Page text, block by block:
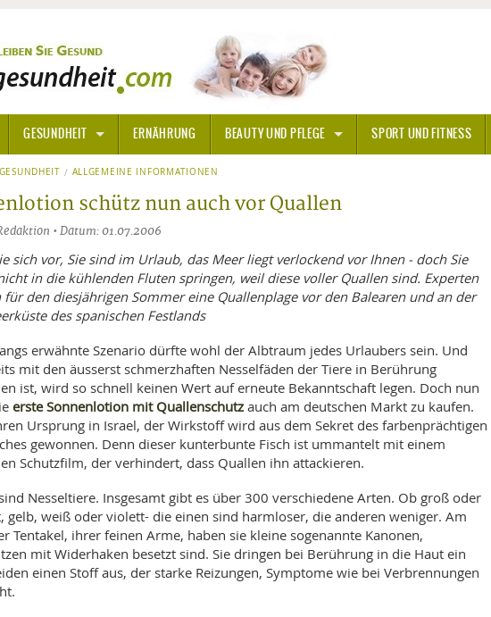
GESUNDHEIT
ALLGEMEINE INFORMATIONEN
ALTERNATIVE HEILWEISENAROMA THERAPIE
BACHBLÜTEN
EDELSTEINE - HEILSTEINE
HOMÖOPATHIE
KALIFORNISCHE BLÜTEN
NATURHEILKUNDE
ALTERNATIVE MEDIZIN
ARZNEI- UND HEILMITTEL
GIFTSTOFFE
KRANKHEITEN VON A-ZANGST
MEDIZINISCHE FACHBEGRIFFE
MUND UND ZÄHNE
PRÄVENTION UND ALTER
SYMPTOME UND DIAGNOSE
ERNÄHRUNG BEAUTY UND PFLEGE SPORT UND FITNESS
GESUNDHEIT ALLGEMEINE INFORMATIONEN
schütz nun auch vor Quallen
• Datum: 01.07.2006
sich vor, Sie sind im Urlaub, das Meer liegt verlockend vor Ihnen - doch Sie
in die kühlenden Fluten springen, weil diese voller Quallen sind. Experten
für den diesjährigen Sommer eine Quallenplage vor den Balearen und an der
des spanischen Festlands
erwähnte Szenario dürfte wohl der Albtraum jedes Urlaubers sein. Und
mit den äusserst schmerzhaften Nesselfäden der Tiere in Berührung
ist, wird so schnell keinen Wert auf erneute Bekanntschaft legen. Doch nun
erste Sonnenlotion mit Quallenschutz auch am deutschen Markt zu kaufen.
Ursprung in Israel, der Wirkstoff wird aus dem Sekret des farbenprächtigen
gewonnen. Denn dieser kunterbunte Fisch ist ummantelt mit einem
Schutzfilm, der verhindert, dass Quallen ihn attackieren.
Nesseltiere. Insgesamt gibt es über 300 verschiedene Arten. Ob groß oder
gelb, weiß oder violett- die einen sind harmloser, die anderen weniger. Am
Tentakel, ihrer feinen Arme, haben sie kleine sogenannte Kanonen,
mit Widerhaken besetzt sind. Sie dringen bei Berührung in die Haut ein
einen Stoff aus, der starke Reizungen, Symptome wie bei Verbrennungen